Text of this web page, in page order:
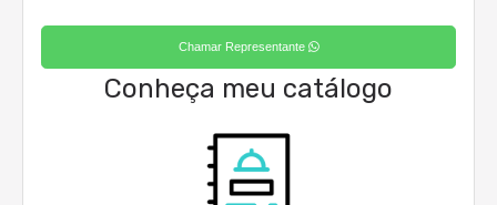
Chamar Representante
Conheça meu catálogo